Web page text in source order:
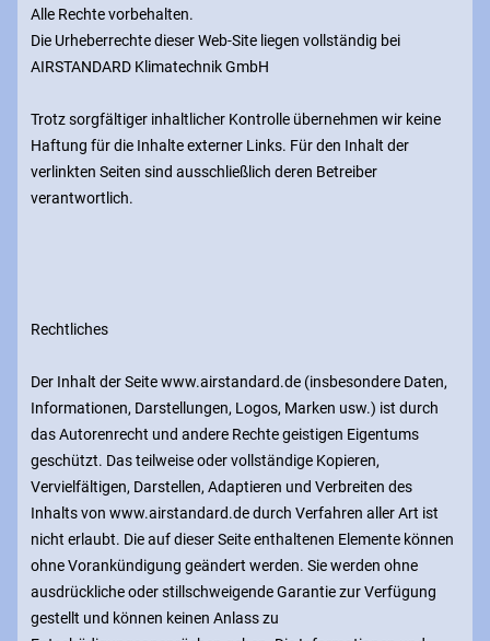
Alle Rechte vorbehalten.
Die Urheberrechte dieser Web-Site liegen vollständig bei
AIRSTANDARD Klimatechnik GmbH
Trotz sorgfältiger inhaltlicher Kontrolle übernehmen wir keine
Haftung für die Inhalte externer Links. Für den Inhalt der
verlinkten Seiten sind ausschließlich deren Betreiber
verantwortlich.
Rechtliches
Der Inhalt der Seite www.airstandard.de (insbesondere Daten,
Informationen, Darstellungen, Logos, Marken usw.) ist durch
das Autorenrecht und andere Rechte geistigen Eigentums
geschützt. Das teilweise oder vollständige Kopieren,
Vervielfältigen, Darstellen, Adaptieren und Verbreiten des
Inhalts von www.airstandard.de durch Verfahren aller Art ist
nicht erlaubt. Die auf dieser Seite enthaltenen Elemente können
ohne Vorankündigung geändert werden. Sie werden ohne
ausdrückliche oder stillschweigende Garantie zur Verfügung
gestellt und können keinen Anlass zu